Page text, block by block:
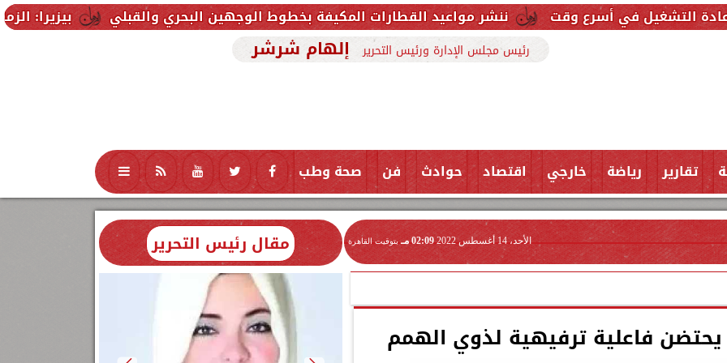
بيزيرا: الزمالك لا يفي ننشر مواعيد القطارات المكيفة بخطوط الوجهين البحري والقبلي أسرع وقت
رئيس مجلس الإدارة ورئيس التحرير إلهام شرشر
تقارير رياضة خارجي اقتصاد حوادث فن صحة وطب تكنولوجيا منوعات محافظات
الأحد، 14 أغسطس 2022 02:09 مـ بتوقيت القاهرة
فاعلية ترفيهية لذوي الهمم
مقال رئيس التحرير